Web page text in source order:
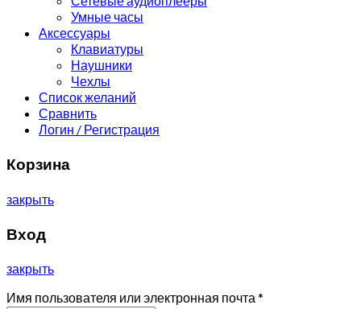
Умные часы
Аксессуары
Клавиатуры
Наушники
Чехлы
Список желаний
Сравнить
Логин / Регистрация
Корзина
закрыть
Вход
закрыть
Имя пользователя или электронная почта *